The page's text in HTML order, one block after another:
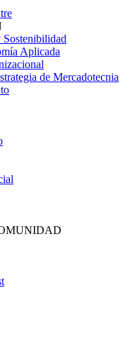
Sostenibilidad
Aplicada
de Mercadotecnia